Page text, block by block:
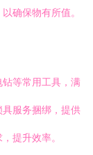
确保物有所值。
等常用工具，满
服务捆绑，提供
提升效率。